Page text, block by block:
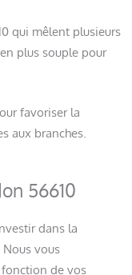
qui mêlent plusieurs
plus souple pour
favoriser la
aux branches.
56610
dans la
vous
fonction de vos